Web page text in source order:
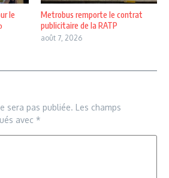
le
Metrobus remporte le contrat
publicitaire de la RATP
août 7, 2026
sera pas publiée. Les champs
avec *